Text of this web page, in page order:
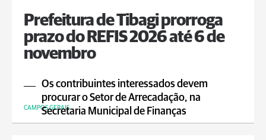
Prefeitura de Tibagi prorroga
prazo do REFIS 2026 até 6 de
novembro
Os contribuintes interessados devem
procurar o Setor de Arrecadação, na
Secretaria Municipal de Finanças
CAMPOS GERAIS